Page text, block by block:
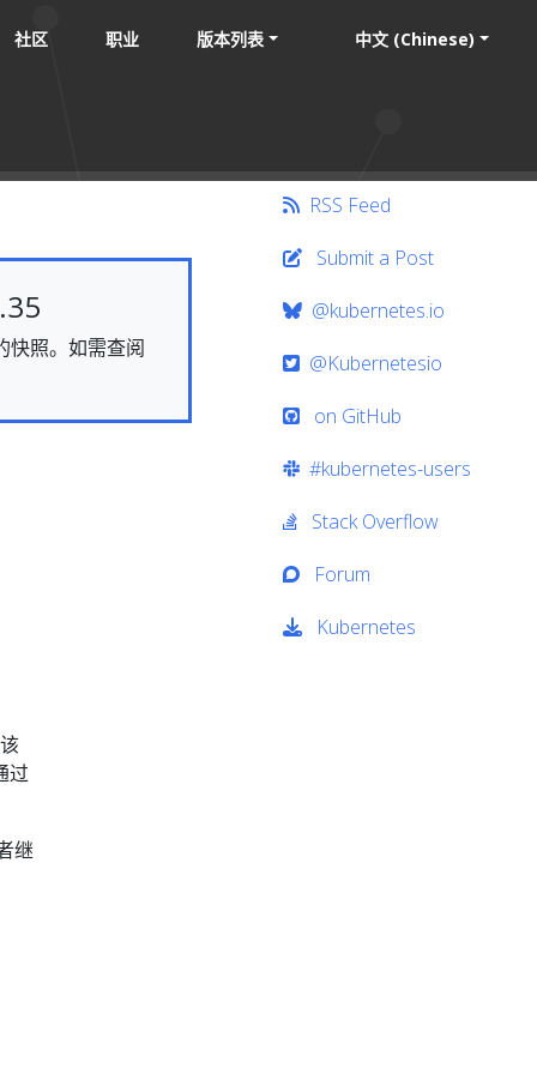
社区 职业 版本列表 中文 (Chinese)
快照。如需查阅
过
继
RSS Feed
Submit a Post
@kubernetes.io
@Kubernetesio
on GitHub
#kubernetes-users
Stack Overflow
Forum
Kubernetes